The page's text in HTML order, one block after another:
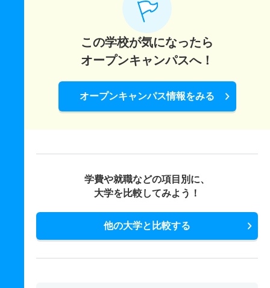
この学校が気になったら
オープンキャンパスへ！
オープンキャンパス情報をみる
学費や就職などの項目別に、
大学を比較してみよう！
他の大学と比較する